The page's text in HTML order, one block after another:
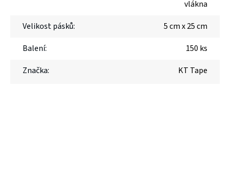
vlákna
Velikost pásků:
5 cm x 25 cm
Balení:
150 ks
Značka: KT Tape